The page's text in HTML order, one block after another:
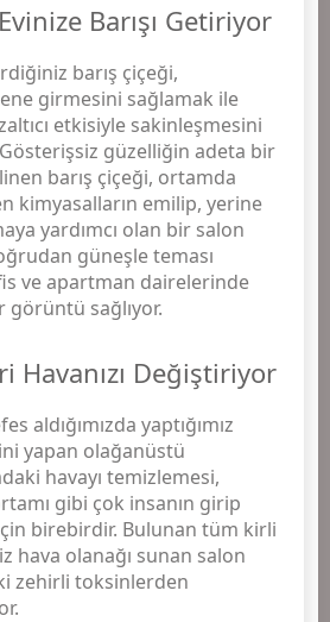
Barışı Getiriyor
barış çiçeği,
girmesini sağlamak ile
etkisiyle sakinleşmesini
Gösterişsiz güzelliğin adeta bir
barış çiçeği, ortamda
kimyasalların emilip, yerine
yardımcı olan bir salon
güneşle teması
ve apartman dairelerinde
görüntü sağlıyor.
Havanızı Değiştiriyor
aldığımızda yaptığımız
yapan olağanüstü
havayı temizlemesi,
gibi çok insanın girip
için birebirdir. Bulunan tüm kirli
hava olanağı sunan salon
zehirli toksinlerden